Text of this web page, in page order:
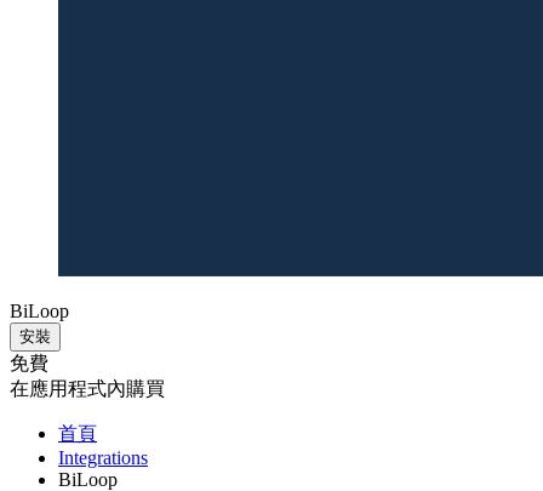
BiLoop
安裝
免費
在應用程式內購買
首頁
Integrations
BiLoop